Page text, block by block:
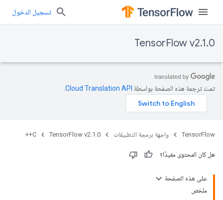
تسجيل الدخول
TensorFlow v2.1.0
تمت ترجمة هذه الصفحة بواسطة Cloud Translation API‏
TensorFlow واجهة برمجة التطبيقات TensorFlow v2.1.0
C++
هل كان المحتوى مفيدًا؟
على هذه الصفحة
ملخص